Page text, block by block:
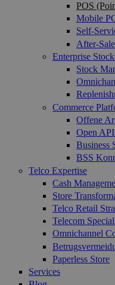
POS
Mobile
Self-
After-
Enterprise
Stock
Commerce
Offene
Open
Business
BSS
Telco Expertise
Cash
Store
Telco Retail
Telecom
Omnichannel
Paperless Store
Services